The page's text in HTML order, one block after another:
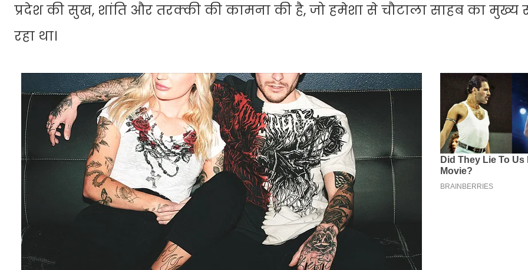
प्रदेश की सुख, शांति और तरक्की की कामना की है, जो हमेशा से चौटाला साहब का मुख्य
रहा था।